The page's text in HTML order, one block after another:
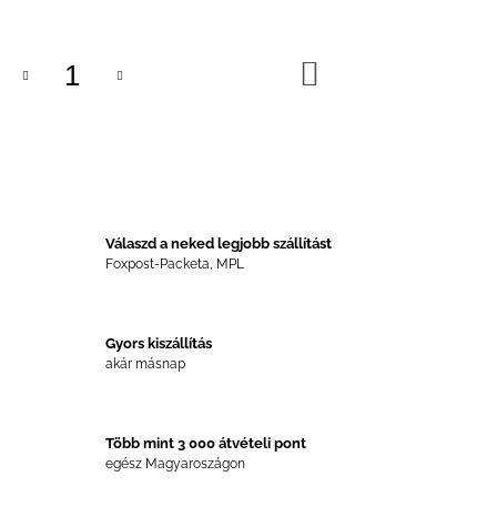
Válaszd a neked legjobb szállítást
Foxpost-Packeta, MPL
Gyors kiszállítás
akár másnap
Több mint 3 000 átvételi pont
egész Magyaroszágon